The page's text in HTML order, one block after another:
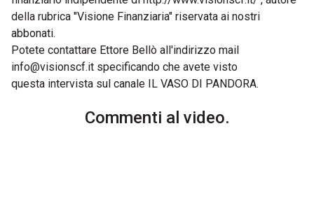
della rubrica "Visione Finanziaria" riservata ai nostri
abbonati.
Potete contattare Ettore Bellò all'indirizzo mail
info@visionscf.it specificando che avete visto
questa intervista sul canale IL VASO DI PANDORA.
Commenti al video.